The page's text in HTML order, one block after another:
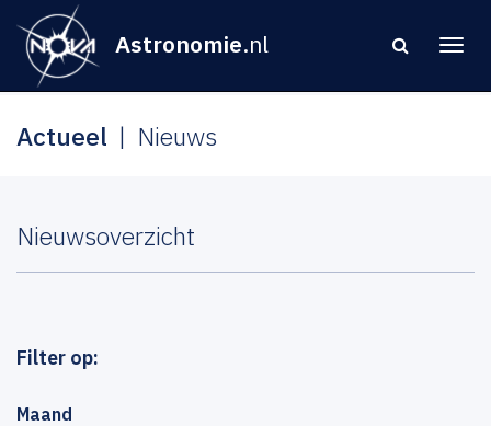
Astronomie.nl
Actueel Nieuws
Nieuwsoverzicht
Filter op:
Maand